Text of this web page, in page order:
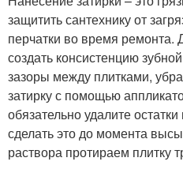
защитить сантехнику от
перчатки во время
создать консистенцию
зазоры между плитками,
затирку с помощью
обязательно удалите
сделать это до момента
раствора протираем плитку